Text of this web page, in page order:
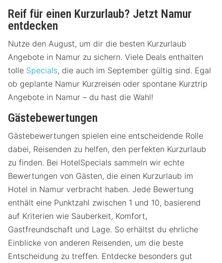
Reif für einen Kurzurlaub? Jetzt Namur
entdecken
Nutze den August, um dir die besten Kurzurlaub
Angebote in Namur zu sichern. Viele Deals enthalten
tolle Specials, die auch im September gültig sind. Egal
ob geplante Namur Kurzreisen oder spontane Kurztrip
Angebote in Namur – du hast die Wahl!
Gästebewertungen
Gästebewertungen spielen eine entscheidende Rolle
dabei, Reisenden zu helfen, den perfekten Kurzurlaub
zu finden. Bei HotelSpecials sammeln wir echte
Bewertungen von Gästen, die einen Kurzurlaub im
Hotel in Namur verbracht haben. Jede Bewertung
enthält eine Punktzahl zwischen 1 und 10, basierend
auf Kriterien wie Sauberkeit, Komfort,
Gastfreundschaft und Lage. So erhältst du ehrliche
Einblicke von anderen Reisenden, um die beste
Entscheidung zu treffen. Entdecke besonders gut